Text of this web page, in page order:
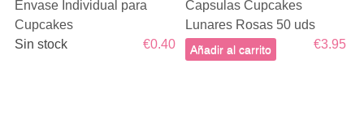
Envase Individual para
Cupcakes
€0.40
Sin stock
Capsulas Cupcakes
Lunares Rosas 50 uds
€3.95
Añadir al carrito